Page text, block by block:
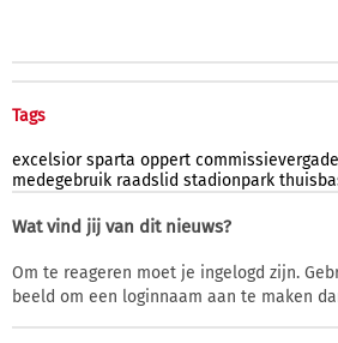
Tags
excelsior sparta oppert
medegebruik raadslid stadionpark
Wat vind jij van dit nieuws?
Om te reageren moet je ingelogd zijn.
beeld om een loginnaam aan te maken